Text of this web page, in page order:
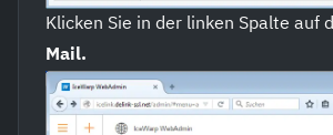
Klicken Sie in der linken Spalte auf
Mail.